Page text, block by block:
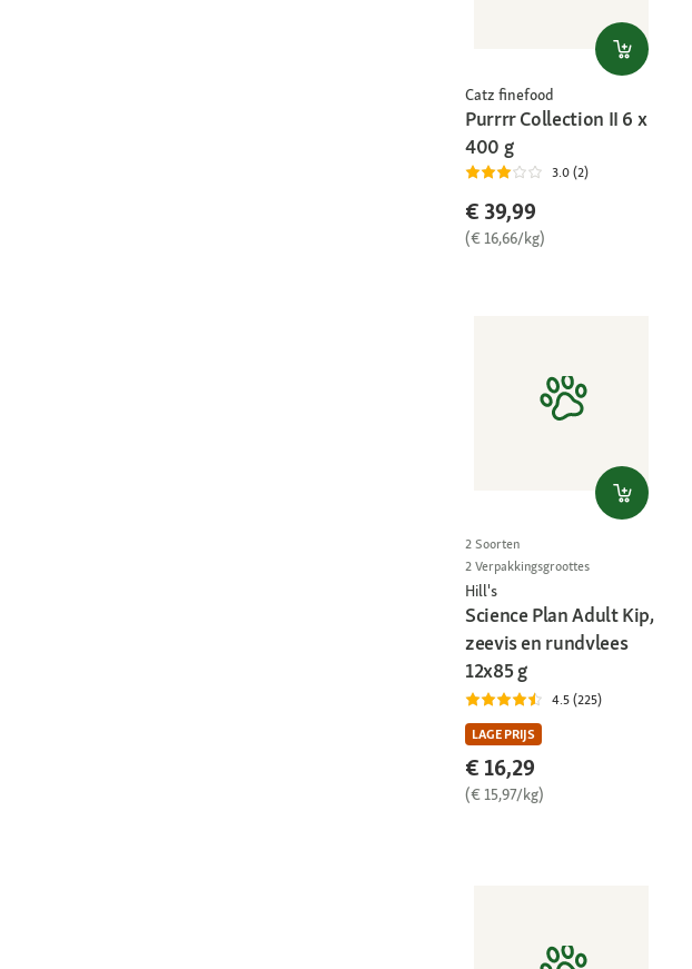
Catz finefood
Purrrr Collection II 6 x
400 g
3.0 (2)
€ 39,99
(€ 16,66/kg)
2 Soorten
2 Verpakkingsgroottes
Hill's
Science Plan Adult Kip,
zeevis en rundvlees
12x85 g
4.5 (225)
LAGE PRIJS
€ 16,29
(€ 15,97/kg)